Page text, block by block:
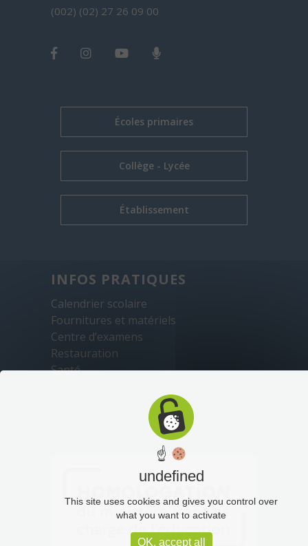
(002) (02) 27 26 09 00
Écoles primaires
Collège - Lycée
Établissement
INFOS PRATIQUES
Calendrier scolaire
Fournitures et matériels
Centre d’examens
Restauration
Santé
☝
undefined
This site uses cookies and gives you control over
what you want to activate
OK, accept all